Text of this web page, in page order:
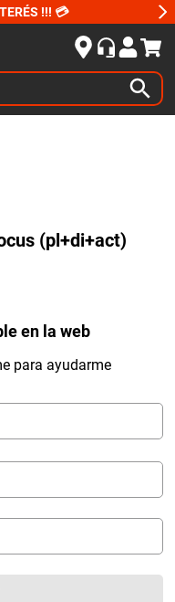
!!! 💳
(pl+di+act)
en la web
para ayudarme